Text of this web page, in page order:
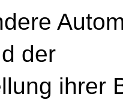
der
ihrer